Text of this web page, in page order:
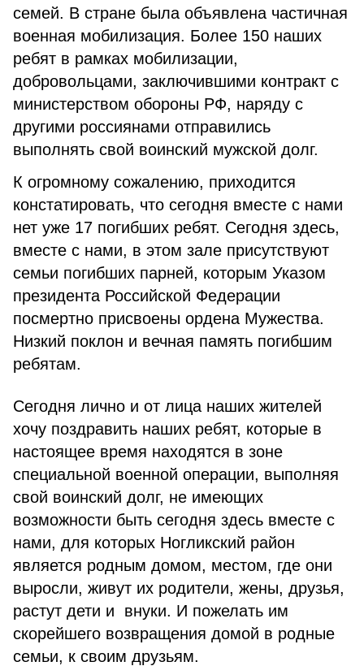
семей. В стране была объявлена частичная
военная мобилизация. Более 150 наших
ребят в рамках мобилизации,
добровольцами, заключившими контракт с
министерством обороны РФ, наряду с
другими россиянами отправились
выполнять свой воинский мужской долг.
К огромному сожалению, приходится
констатировать, что сегодня вместе с нами
нет уже 17 погибших ребят. Сегодня здесь,
вместе с нами, в этом зале присутствуют
семьи погибших парней, которым Указом
президента Российской Федерации
посмертно присвоены ордена Мужества.
Низкий поклон и вечная память погибшим
ребятам.
Сегодня лично и от лица наших жителей
хочу поздравить наших ребят, которые в
настоящее время находятся в зоне
специальной военной операции, выполняя
свой воинский долг, не имеющих
возможности быть сегодня здесь вместе с
нами, для которых Ногликский район
является родным домом, местом, где они
выросли, живут их родители, жены, друзья,
растут дети и внуки. И пожелать им
скорейшего возвращения домой в родные
семьи, к своим друзьям.